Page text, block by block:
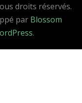
droits réservés.
par Blossom
.